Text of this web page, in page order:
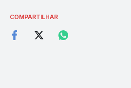
COMPARTILHAR